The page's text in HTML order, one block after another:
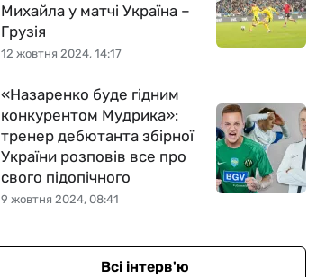
12 жовтня 2024, 14:17
Михайла у матчі Україна –
Грузія
9 жовтня 2024, 08:41
«Назаренко буде гідним
конкурентом Мудрика»:
тренер дебютанта збірної
України розповів все про
свого підопічного
Всі інтерв'ю